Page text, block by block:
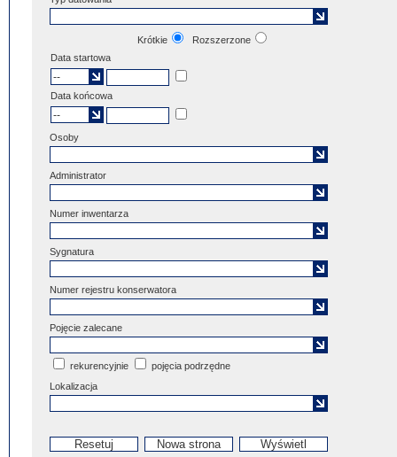
Krótkie
Rozszerzone
Data startowa
Data końcowa
Osoby
Administrator
Numer inwentarza
Sygnatura
Numer rejestru konserwatora
Pojęcie zalecane
rekurencyjnie
pojęcia podrzędne
Lokalizacja